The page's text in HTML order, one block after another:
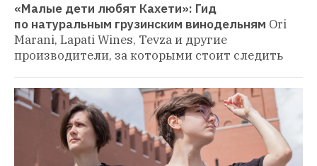
«Малые дети любят Кахети»: Гид
по натуральным грузинским винодельням Ori
Marani, Lapati Wines, Tevza и другие
производители, за которыми стоит следить